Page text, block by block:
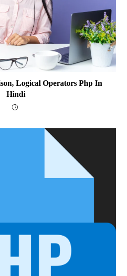
Logical Operators Php In
Hindi